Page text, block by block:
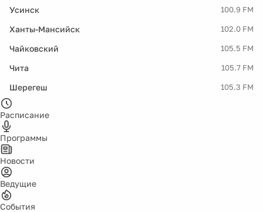
Усинск 100.9 FM
Ханты-Мансийск 102.0 FM
Чайковский 105.5 FM
Чита 105.7 FM
Шерегеш 105.3 FM
Расписание
Программы
Новости
Ведущие
События